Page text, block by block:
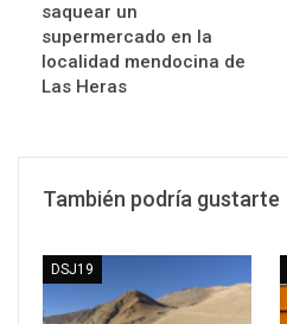
saquear un
supermercado en la
localidad mendocina de
Las Heras
También podría gustarte
DSJ19